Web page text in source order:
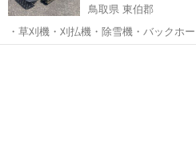
鳥取県 東伯郡
・草刈機・刈払機・除雪機・バックホー
ブリッジ・脚立・トレ…